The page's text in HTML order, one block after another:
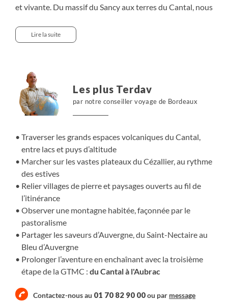
et vivante. Du massif du Sancy aux terres du Cantal, nous
plateaux du Cézallier, ponctués de lacs, de puys et de
pâturages d’estive. Les burons jalonnent le parcours,
le paysage s’élargit, la marche s’installe, et l’on goûte à
une Auvergne généreuse, façonnée par le volcanisme, les
traditions locales et une convivialité gourmande.
Lire la suite
Les plus Terdav
par notre conseiller voyage de Bordeaux
Traverser les grands espaces volcaniques du Cantal,
entre lacs et puys d’altitude
Marcher sur les vastes plateaux du Cézallier, au rythme
des estives
Relier villages de pierre et paysages ouverts au fil de
l’itinérance
Observer une montagne habitée, façonnée par le
pastoralisme
Partager les saveurs d’Auvergne, du Saint-Nectaire au
Bleu d’Auvergne
Prolonger l’aventure en enchaînant avec la troisième
étape de la GTMC : du Cantal à l'Aubrac
Contactez-nous au 01 70 82 90 00ou par message